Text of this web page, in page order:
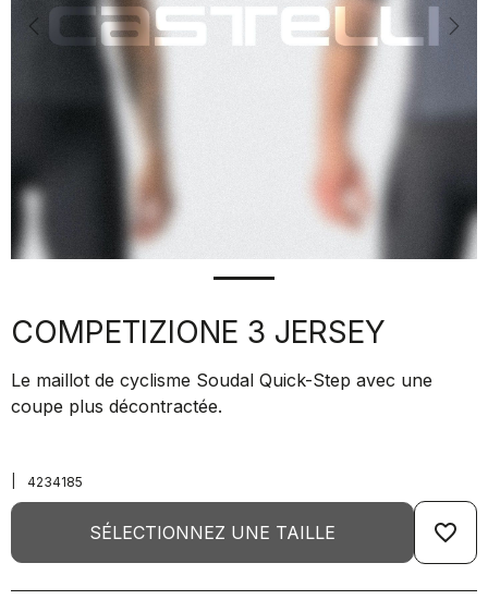
Previous
COMPETIZIONE 3 JERSEY
Le maillot de cyclisme Soudal Quick-Step avec une
coupe plus décontractée.
4234185
SÉLECTIONNEZ UNE TAILLE favorite_border